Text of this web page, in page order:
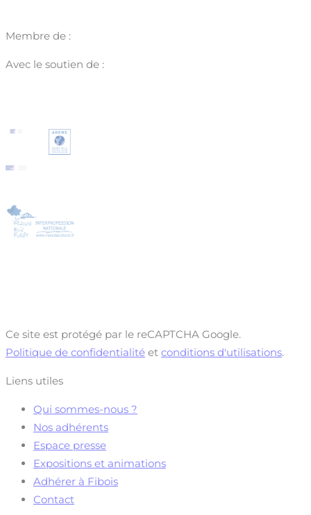
Membre de :
Avec le soutien de :
Ce site est protégé par le reCAPTCHA Google.
Politique de confidentialité et conditions d'utilisations.
Liens utiles
Qui sommes-nous ?
Nos adhérents
Espace presse
Expositions et animations
Adhérer à Fibois
Contact